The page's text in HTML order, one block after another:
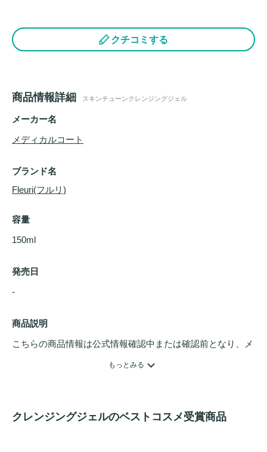
クチコミする
商品情報詳細 スキンチューンクレンジングジェル
メーカー名
メディカルコート
ブランド名
Fleuri(フルリ)
容量
150ml
発売日
-
商品説明
こちらの商品情報は公式情報確認中または確認前となり、メ
もっとみる
クレンジングジェルのベストコスメ受賞商品